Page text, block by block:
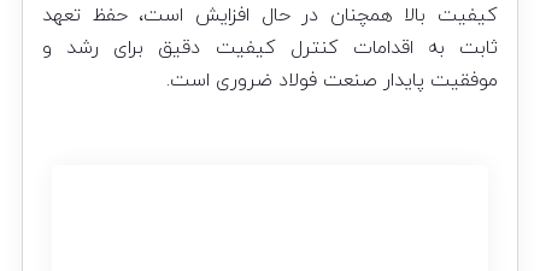
کیفیت بالا همچنان در حال افزایش است، حفظ تعهد
ثابت به اقدامات کنترل کیفیت دقیق برای رشد و
موفقیت پایدار صنعت فولاد ضروری است.